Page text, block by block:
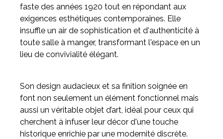
faste des années 1920 tout en répondant aux
exigences esthétiques contemporaines. Elle
insuffle un air de sophistication et d'authenticité à
toute salle à manger, transformant l'espace en un
lieu de convivialité élégant.
Son design audacieux et sa finition soignée en
font non seulement un élément fonctionnel mais
aussi un véritable objet d’art, idéal pour ceux qui
cherchent à infuser leur décor d'une touche
historique enrichie par une modernité discrète.